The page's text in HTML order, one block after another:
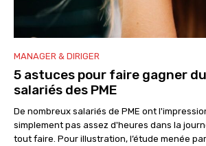
MANAGER & DIRIGER
5 astuces pour faire gagner
salariés des PME
De nombreux salariés de PME ont
simplement pas assez d'heures dans la
tout faire. Pour illustration, l’étude menée